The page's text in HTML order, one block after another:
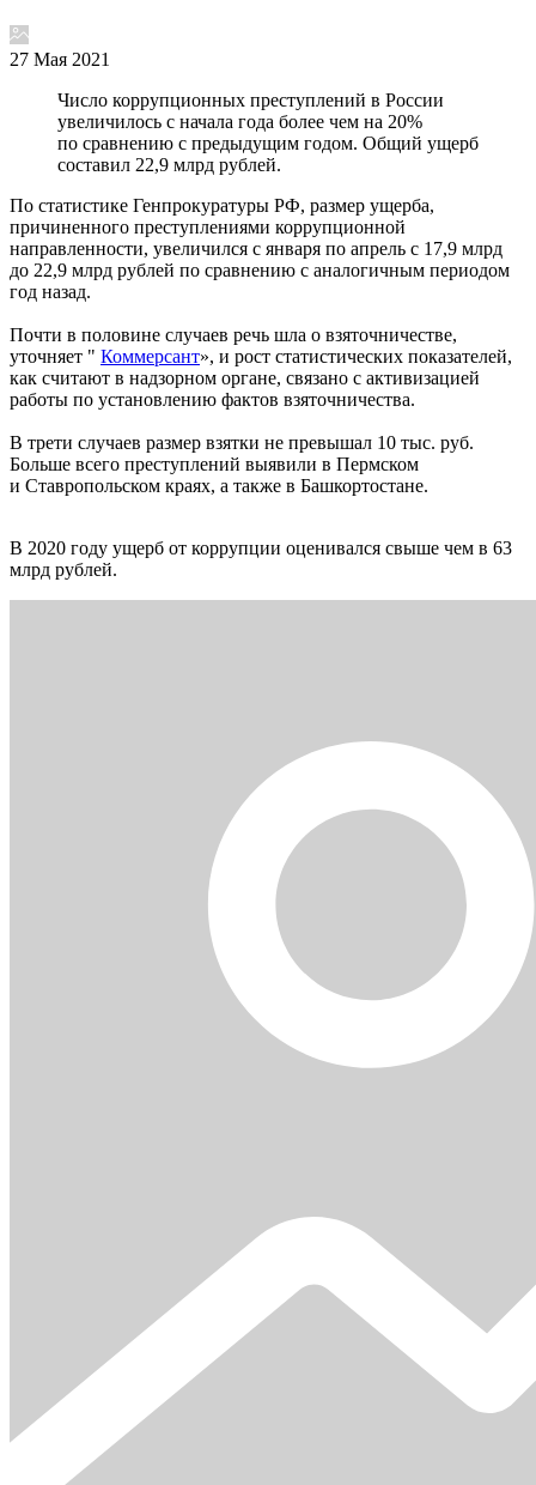
27 Мая 2021
Число коррупционных преступлений в России
увеличилось с начала года более чем на 20%
по сравнению с предыдущим годом. Общий ущерб
составил 22,9 млрд рублей.
По статистике Генпрокуратуры РФ, размер ущерба,
причиненного преступлениями коррупционной
направленности, увеличился с января по апрель с 17,9 млрд
до 22,9 млрд рублей по сравнению с аналогичным периодом
год назад.
Почти в половине случаев речь шла о взяточничестве,
уточняет " Коммерсант», и рост статистических показателей,
как считают в надзорном органе, связано с активизацией
работы по установлению фактов взяточничества.
В трети случаев размер взятки не превышал 10 тыс. руб.
Больше всего преступлений выявили в Пермском
и Ставропольском краях, а также в Башкортостане.
В 2020 году ущерб от коррупции оценивался свыше чем в 63
млрд рублей.